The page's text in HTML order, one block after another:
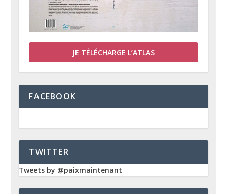
JE TÉLÉCHARGE L’ATLAS
FACEBOOK
TWITTER
Tweets by @paixmaintenant